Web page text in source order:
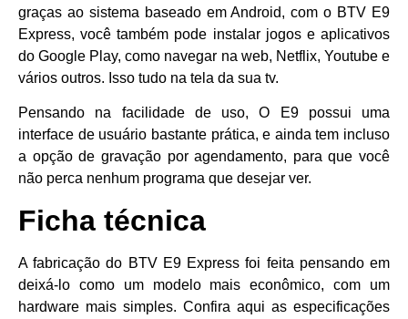
graças ao sistema baseado em Android, com o BTV E9
Express, você também pode instalar jogos e aplicativos
do Google Play, como navegar na web, Netflix, Youtube e
vários outros. Isso tudo na tela da sua tv.
Pensando na facilidade de uso, O E9 possui uma
interface de usuário bastante prática, e ainda tem incluso
a opção de gravação por agendamento, para que você
não perca nenhum programa que desejar ver.
Ficha técnica
A fabricação do BTV E9 Express foi feita pensando em
deixá-lo como um modelo mais econômico, com um
hardware mais simples. Confira aqui as especificações